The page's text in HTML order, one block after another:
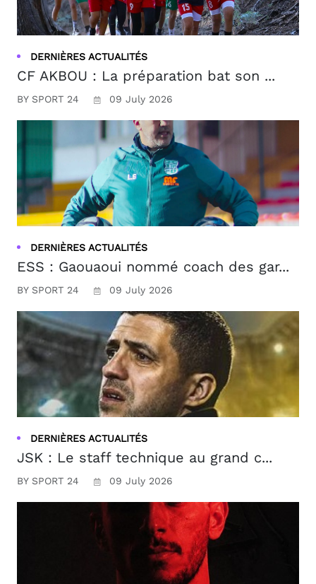
DERNIÈRES ACTUALITÉS
CF AKBOU : La préparation bat son ...
BY SPORT 24 09 July 2026
DERNIÈRES ACTUALITÉS
ESS : Gaouaoui nommé coach des gar...
BY SPORT 24 09 July 2026
DERNIÈRES ACTUALITÉS
JSK : Le staff technique au grand c...
BY SPORT 24 09 July 2026